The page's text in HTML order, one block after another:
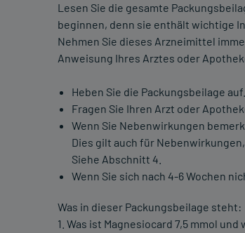
Lesen Sie die gesamte
beginnen, denn sie enthält wichtige
Nehmen Sie dieses Arzneimittel
Anweisung Ihres Arztes oder
Heben Sie die Packungsbeilage
Fragen Sie Ihren Arzt oder
Wenn Sie Nebenwirkungen
Dies gilt auch für
Siehe Abschnitt 4.
Wenn Sie sich nach 4-6 Wochen
Was in dieser Packungsbeilage steht:
1. Was ist Magnesiocard 7,5 mmol